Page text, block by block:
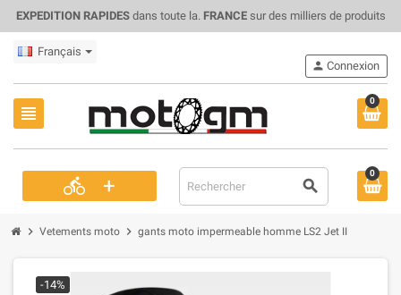
EXPEDITION RAPIDESdans toute la. FRANCEsur des milliers de produits
Français
view_headline
0
directions_bike + search
person Connexion
0
chevron_right Vetements moto chevron_right gants moto impermeable homme LS2 Jet II
-14%